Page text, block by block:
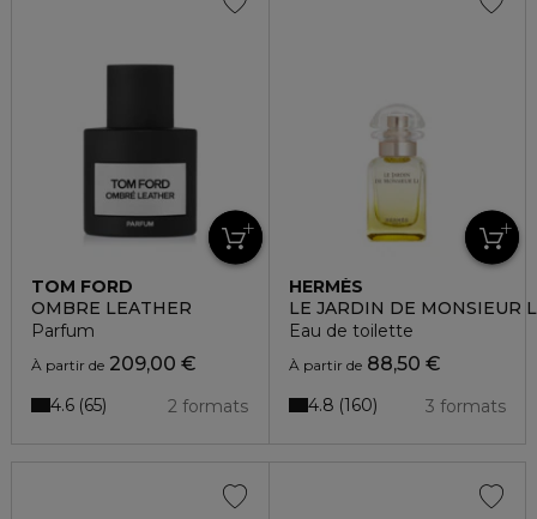
TOM FORD
OMBRE LEATHER
Parfum
À partir de 209,00 €
2 formats
4.6 65
HERMÈS
LE JARDIN DE MONSIEUR
Eau de toilette
À partir de88,50 €
3 formats
4.8 160